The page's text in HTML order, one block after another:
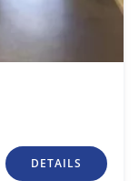
DETAILS